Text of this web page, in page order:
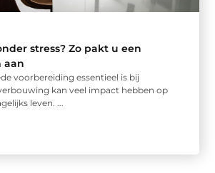
stress? Zo pakt u een
aan
voorbereiding essentieel is bij
kan veel impact hebben op
leven. ...